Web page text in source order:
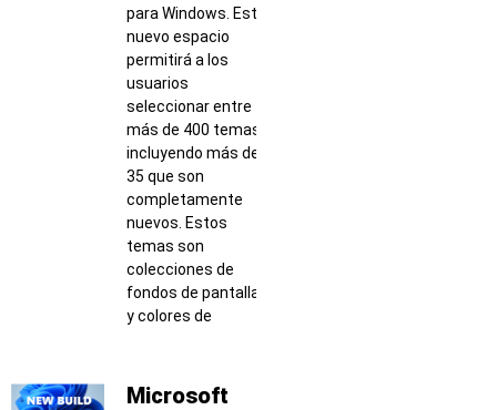
para Windows. Este
nuevo espacio
permitirá a los
usuarios
seleccionar entre
más de 400 temas,
incluyendo más de
35 que son
completamente
nuevos. Estos
temas son
colecciones de
fondos de pantalla
y colores de
Microsoft